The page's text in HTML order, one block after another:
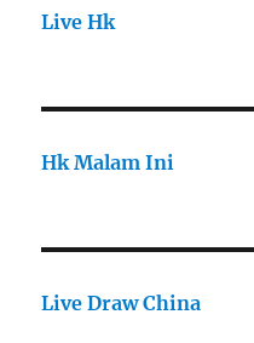
Live Hk
Hk Malam Ini
Live Draw China